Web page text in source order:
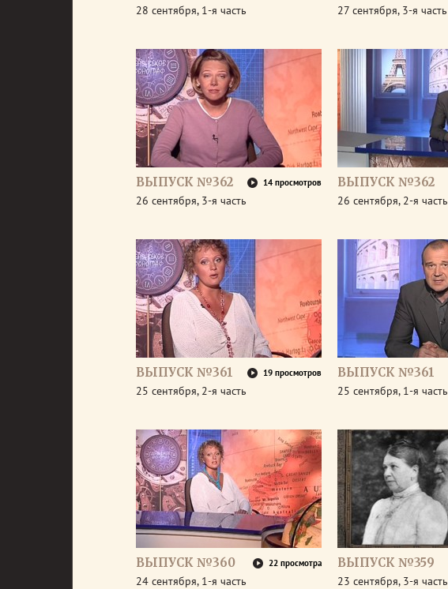
28 сентября, 1-я часть 27 сентября, 3-я часть
ВЫПУСК №362 14 просмотров
26 сентября, 3-я часть
ВЫПУСК №362
26 сентября, 2-я часть
ВЫПУСК №361 19 просмотров
25 сентября, 2-я часть
ВЫПУСК №361
25 сентября, 1-я часть
ВЫПУСК №360 22 просмотра
24 сентября, 1-я часть
ВЫПУСК №359
23 сентября, 3-я часть